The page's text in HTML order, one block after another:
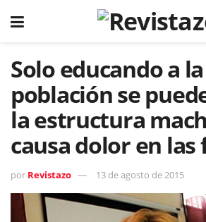
Solo educando a la
población se
la estructura
causa dolor en las
por Revistazo 13 de agosto de 2015